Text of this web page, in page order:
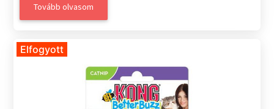
Tovább olvasom
Elfogyott